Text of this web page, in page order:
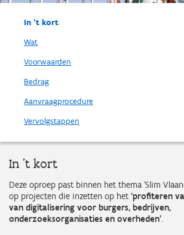
In 't kort
Wat
Voorwaarden
Bedrag
Aanvraagprocedure
Vervolgstappen
In 't kort
Deze oproep past binnen het thema ‘Slim
op projecten die inzetten op het‘profiteren
van digitalisering voor burgers, bedrijven,
onderzoeksorganisaties en overheden’.